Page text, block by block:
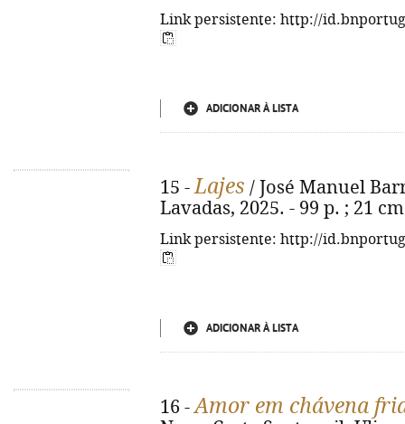
Link persistente: http://
ADICIONAR À LISTA
15 -Lajes / José Manuel
Lavadas, 2025. - 99 p. ; 21
Link persistente: http://
ADICIONAR À LISTA
16 -Amor em chávena